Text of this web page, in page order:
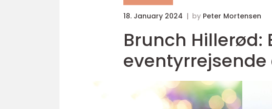
18. January 2024 by Peter Mortensen
Brunch